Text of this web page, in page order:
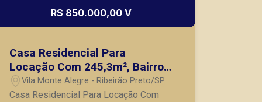
R$ 850.000,00 V
Casa Residencial Para
Locação Com 245,3m², Bairro
Monte Alegre, Zona Oeste de
Ribeirão Preto SP.
Vila Monte Alegre - Ribeirão Preto/SP
Casa Residencial Para Locação Com